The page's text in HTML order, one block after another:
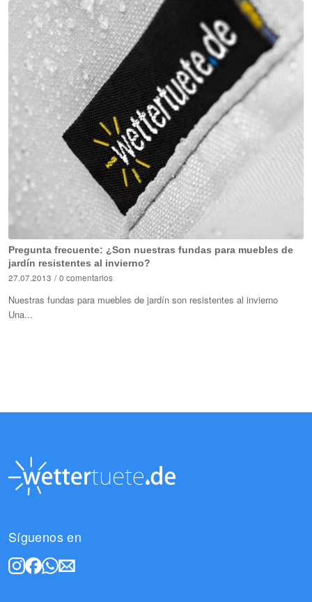
Pregunta frecuente: ¿Son nuestras fundas para muebles de
jardín resistentes al invierno?
27.07.2013 / 0 comentarios
Nuestras fundas para muebles de jardín son resistentes al invierno
Una...
Síguenos en